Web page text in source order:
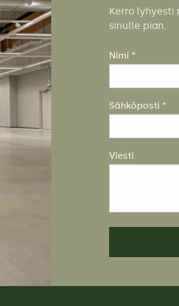
Kerro
sinulle pian.
Nimi *
Sähköposti *
Viesti